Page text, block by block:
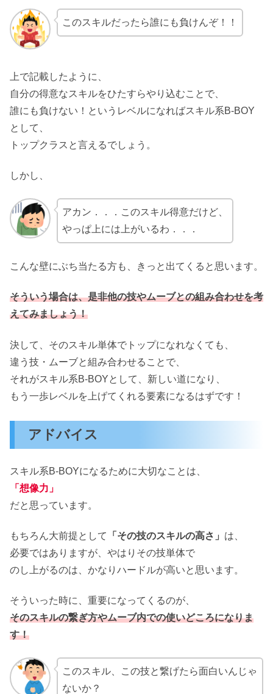
このスキルだったら誰にも負けんぞ！！
上で記載したように、
自分の得意なスキルをひたすらやり込むことで、
誰にも負けない！というレベルになればスキル系B-BOY
として、
トップクラスと言えるでしょう。
しかし、
アカン．．．このスキル得意だけど、
やっぱ上には上がいるわ．．．
こんな壁にぶち当たる方も、きっと出てくると思います。
そういう場合は、是非他の技やムーブとの組み合わせを考
えてみましょう！
決して、そのスキル単体でトップになれなくても、
違う技・ムーブと組み合わせることで、
それがスキル系B-BOYとして、新しい道になり、
もう一歩レベルを上げてくれる要素になるはずです！
アドバイス
スキル系B-BOYになるために大切なことは、
「想像力」
だと思っています。
もちろん大前提として 「その技のスキルの高さ」 は、
必要ではありますが、やはりその技単体で
のし上がるのは、かなりハードルが高いと思います。
そういった時に、重要になってくるのが、
そのスキルの繋ぎ方やムーブ内での使いどころになりま
す！
このスキル、この技と繋げたら面白いんじゃ
ないか？